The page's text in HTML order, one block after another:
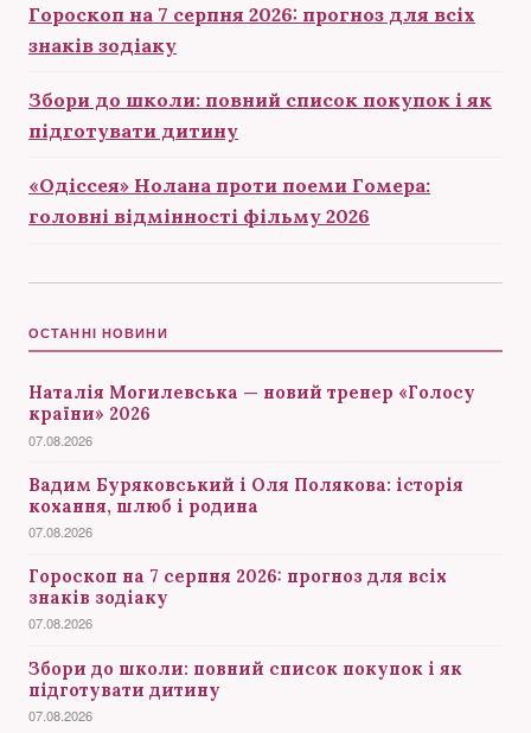
Гороскоп на 7 серпня 2026: прогноз для всіх
знаків зодіаку
Збори до школи: повний список покупок і як
підготувати дитину
«Одіссея» Нолана проти поеми Гомера:
головні відмінності фільму 2026
ОСТАННІ НОВИНИ
Наталія Могилевська — новий тренер «Голосу
країни» 2026
07.08.2026
Вадим Буряковський і Оля Полякова: історія
кохання, шлюб і родина
07.08.2026
Гороскоп на 7 серпня 2026: прогноз для всіх
знаків зодіаку
07.08.2026
Збори до школи: повний список покупок і як
підготувати дитину
07.08.2026